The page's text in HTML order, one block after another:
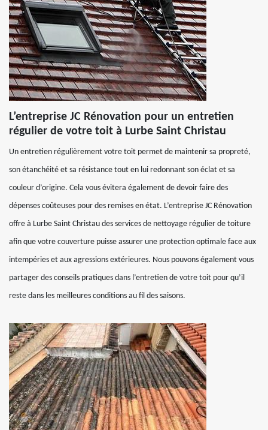
L’entreprise JC Rénovation pour un entretien
régulier de votre toit à Lurbe Saint Christau
Un entretien régulièrement votre toit permet de maintenir sa propreté,
son étanchéité et sa résistance tout en lui redonnant son éclat et sa
couleur d’origine. Cela vous évitera également de devoir faire des
dépenses coûteuses pour des remises en état. L’entreprise JC Rénovation
offre à Lurbe Saint Christau des services de nettoyage régulier de toiture
afin que votre couverture puisse assurer une protection optimale face aux
intempéries et aux agressions extérieures. Nous pouvons également vous
partager des conseils pratiques dans l’entretien de votre toit pour qu’il
reste dans les meilleures conditions au fil des saisons.